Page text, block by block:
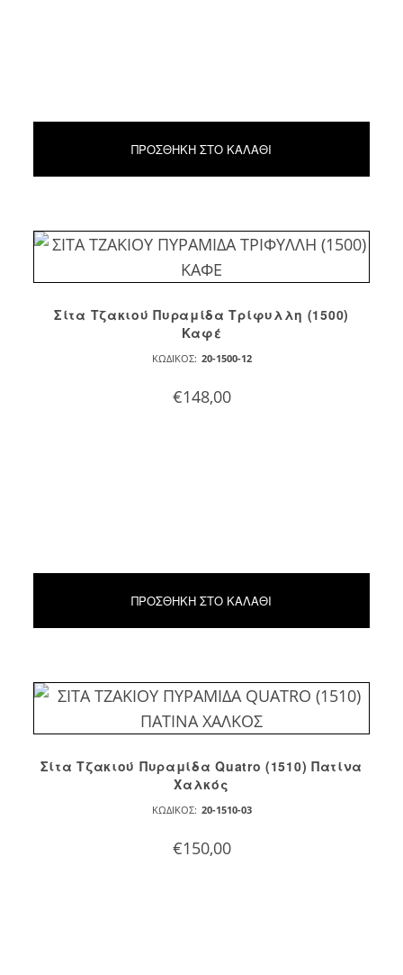
ΠΡΟΣΘΉΚΗ ΣΤΟ ΚΑΛΆΘΙ
Σίτα Τζακιού Πυραμίδα Τρίφυλλη (1500)
Καφέ
ΚΩΔΙΚΌΣ: 20-1500-12
€148,00
ΠΡΟΣΘΉΚΗ ΣΤΟ ΚΑΛΆΘΙ
Σίτα Τζακιού Πυραμίδα Quatro (1510) Πατίνα
Χαλκός
ΚΩΔΙΚΌΣ: 20-1510-03
€150,00